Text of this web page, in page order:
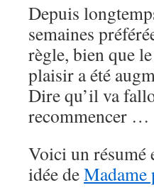
Depuis
semaines
règle, bien que
plaisir a été
Dire qu’il va
recommencer …
Voici un résumé
idée deMadame